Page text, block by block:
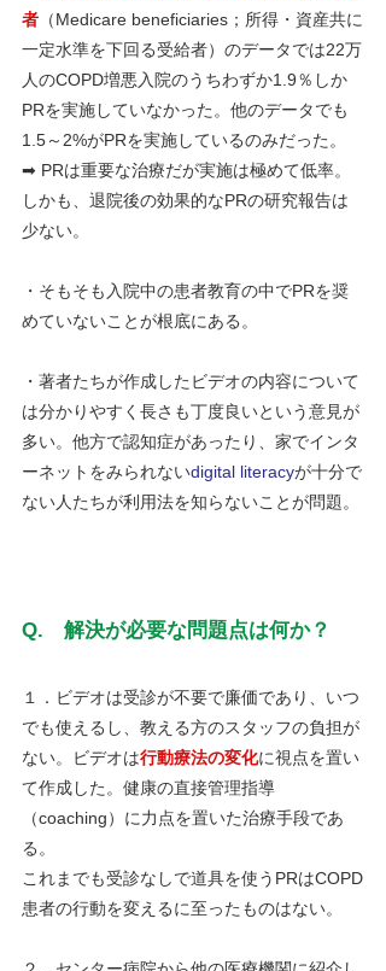
者 （Medicare beneficiaries；所得・資産共に
一定水準を下回る受給者）のデータでは22万
人のCOPD増悪入院のうちわずか1.9％しか
PRを実施していなかった。他のデータでも
1.5～2%がPRを実施しているのみだった。
➡ PRは重要な治療だが実施は極めて低率。
しかも、退院後の効果的なPRの研究報告は
少ない。
・そもそも入院中の患者教育の中でPRを奨
めていないことが根底にある。
・著者たちが作成したビデオの内容について
は分かりやすく長さも丁度良いという意見が
多い。他方で認知症があったり、家でインタ
ーネットをみられないdigital literacyが十分で
ない人たちが利用法を知らないことが問題。
Q.　解決が必要な問題点は何か？
１．ビデオは受診が不要で廉価であり、いつ
でも使えるし、教える方のスタッフの負担が
ない。ビデオは行動療法の変化に視点を置い
て作成した。健康の直接管理指導
（coaching）に力点を置いた治療手段であ
る。
これまでも受診なしで道具を使うPRはCOPD
患者の行動を変えるに至ったものはない。